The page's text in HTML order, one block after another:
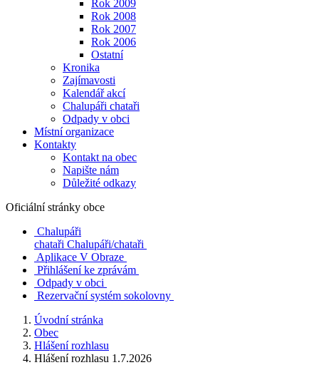
Rok 2009
Rok 2008
Rok 2007
Rok 2006
Ostatní
Kronika
Zajímavosti
Kalendář akcí
Chalupáři chataři
Odpady v obci
Místní organizace
Kontakty
Kontakt na obec
Napište nám
Důležité odkazy
Oficiální stránky obce
Chalupáři
chataři Chalupáři/chataři
Aplikace V Obraze
Přihlášení ke zprávám
Odpady v obci
Rezervační systém sokolovny
Úvodní stránka
Obec
Hlášení rozhlasu
Hlášení rozhlasu 1.7.2026